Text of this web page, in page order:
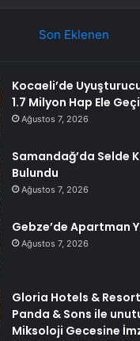
Son Eklenen
Kocaeli’de
1.7 Milyon Hap Ele
Ağustos 7, 2026
Samandağ’da Selde
Bulundu
Ağustos 7, 2026
Gebze’de Apartman
Ağustos 7, 2026
Gloria Hotels &
Panda & Sons ile
Miksoloji Gecesine